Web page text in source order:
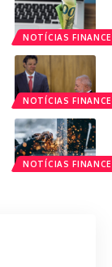
NOTÍCIAS
NOTÍCIAS
NOTÍCIAS